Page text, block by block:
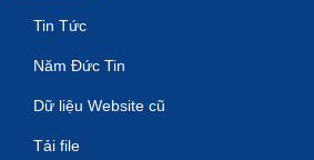
Tin Tức
Năm Đức Tin
Dữ liệu Website cũ
Tải file